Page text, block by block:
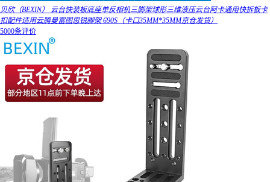
贝欣（BEXIN） 云台快装板底座单反相机三脚架球形三维液压云台阿卡通用快拆板卡
扣配件适用云腾曼富图思锐脚架 690S（卡口35MM*35MM京仓发货）
5000条评价